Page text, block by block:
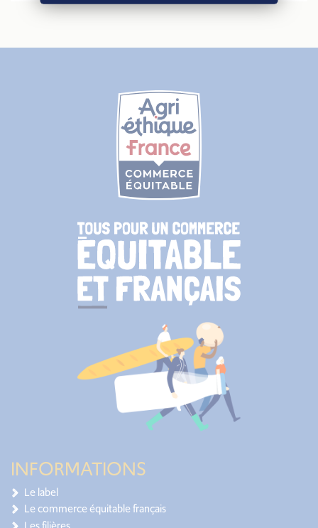
INFORMATIONS
Le label
Le commerce équitable français